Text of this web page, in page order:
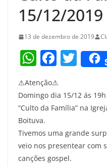
15/12/2019
13 de dezembro de 2019
W
h
at
s
A
p
p
F
c
e
o
o
T
w
itt
er
⚠Atenção⚠
Domingo dia 15/12 ás
“Culto da Família” na
Boituva.
Tivemos uma grande
veio nos presentear com
canções gospel.